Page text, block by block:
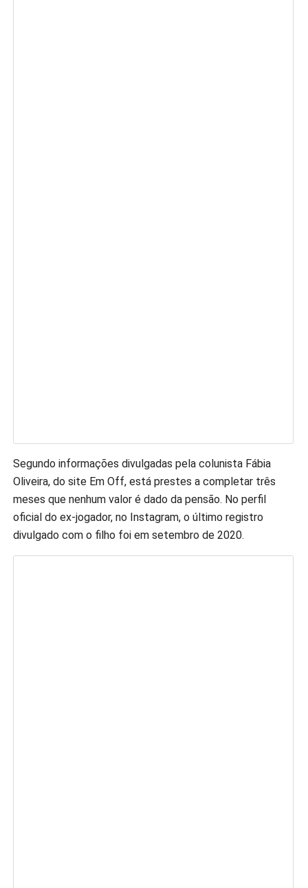
Segundo informações divulgadas pela colunista Fábia
Oliveira, do site Em Off, está prestes a completar três
meses que nenhum valor é dado da pensão. No perfil
oficial do ex-jogador, no Instagram, o último registro
divulgado com o filho foi em setembro de 2020.